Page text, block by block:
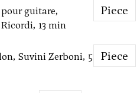
pour guitare,
Ricordi, 13 min
Piece
Suvini Zerboni, 5
Piece